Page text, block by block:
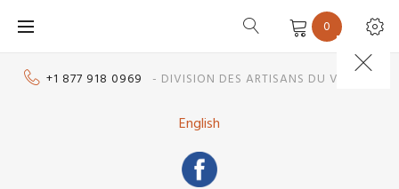
0
+1 877 918 0969 - DIVISION DES ARTISANS DU VITRAIL
English